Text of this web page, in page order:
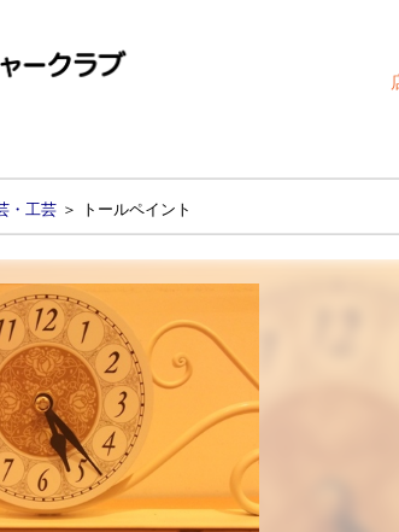
・工芸 ＞ トールペイント